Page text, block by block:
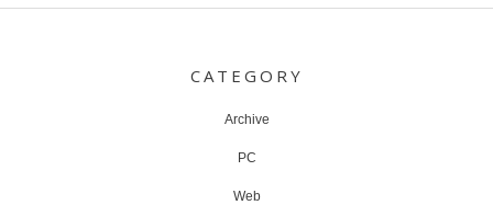
CATEGORY
Archive
PC
Web